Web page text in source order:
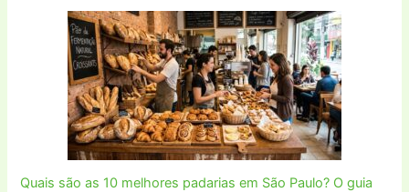
Quais são as 10 melhores padarias em São Paulo? O guia